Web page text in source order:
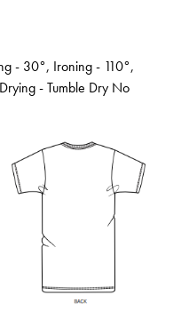
- 30°, Ironing - 110°,
- Tumble Dry No